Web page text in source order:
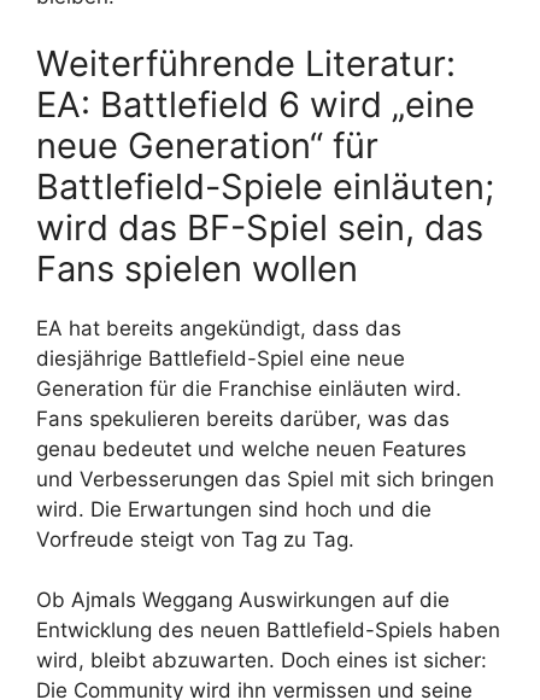
Weiterführende Literatur:
EA: Battlefield 6 wird „eine
neue Generation“ für
Battlefield-Spiele einläuten;
wird das BF-Spiel sein, das
Fans spielen wollen
EA hat bereits angekündigt, dass das
diesjährige Battlefield-Spiel eine neue
Generation für die Franchise einläuten wird.
Fans spekulieren bereits darüber, was das
genau bedeutet und welche neuen Features
und Verbesserungen das Spiel mit sich bringen
wird. Die Erwartungen sind hoch und die
Vorfreude steigt von Tag zu Tag.
Ob Ajmals Weggang Auswirkungen auf die
Entwicklung des neuen Battlefield-Spiels haben
wird, bleibt abzuwarten. Doch eines ist sicher:
Die Community wird ihn vermissen und seine